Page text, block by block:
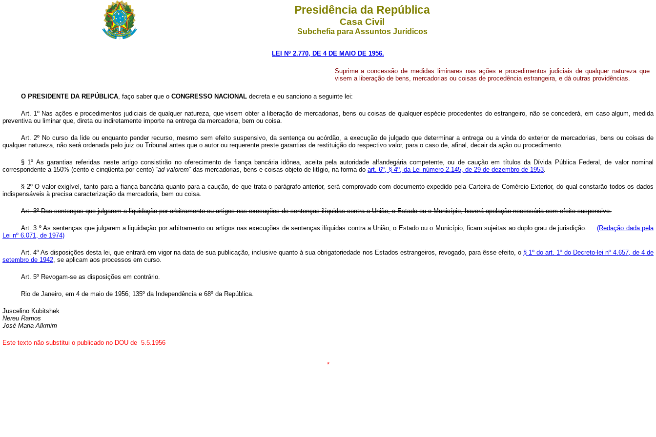
Presidência da República
Casa Civil
Subchefia para Assuntos Jurídicos
LEI Nº 2.770, DE 4 DE MAIO DE 1956.
Suprime a concessão de medidas liminares nas ações e procedimentos judiciais de qualquer natureza que
visem a liberação de bens, mercadorias ou coisas de procedência estrangeira, e dá outras providências.
O PRESIDENTE DA REPÚBLICA, faço saber que o CONGRESSO NACIONAL decreta e eu sanciono a seguinte lei:
Art. 1º Nas ações e procedimentos judiciais de qualquer natureza, que visem obter a liberação de mercadorias, bens ou coisas de qualquer espécie procedentes do estrangeiro, não se concederá, em caso algum, medida
preventiva ou liminar que, direta ou indiretamente importe na entrega da mercadoria, bem ou coisa.
Art. 2º No curso da lide ou enquanto pender recurso, mesmo sem efeito suspensivo, da sentença ou acórdão, a execução de julgado que determinar a entrega ou a vinda do exterior de mercadorias, bens ou coisas de
qualquer natureza, não será ordenada pelo juiz ou Tribunal antes que o autor ou requerente preste garantias de restituição do respectivo valor, para o caso de, afinal, decair da ação ou procedimento.
§ 1º As garantias referidas neste artigo consistirão no oferecimento de fiança bancária idônea, aceita pela autoridade alfandegária competente, ou de caução em títulos da Dívida Pública Federal, de valor nominal
correspondente a 150% (cento e cinqüenta por cento) “ad-valorem” das mercadorias, bens e coisas objeto de litígio, na forma do art. 6º, § 4º, da Lei número 2.145, de 29 de dezembro de 1953.
§ 2º O valor exigível, tanto para a fiança bancária quanto para a caução, de que trata o parágrafo anterior, será comprovado com documento expedido pela Carteira de Comércio Exterior, do qual constarão todos os dados
indispensáveis à precisa caracterização da mercadoria, bem ou coisa.
Art. 3º Das sentenças que julgarem a liquidação por arbitramento ou artigos nas execuções de sentenças ilíquidas contra a União, o Estado ou o Município, haverá apelação necessária com efeito suspensivo.
Art. 3 º As sentenças que julgarem a liquidação por arbitramento ou artigos nas execuções de sentenças ilíquidas contra a União, o Estado ou o Município, ficam sujeitas ao duplo grau de jurisdição.(Redação dada pela
Lei nº 6.071, de 1974)
Art. 4º As disposições desta lei, que entrará em vigor na data de sua publicação, inclusive quanto à sua obrigatoriedade nos Estados estrangeiros, revogado, para êsse efeito, o § 1º do art. 1º do Decreto-lei nº 4.657, de 4 de
setembro de 1942, se aplicam aos processos em curso.
Art. 5º Revogam-se as disposições em contrário.
Rio de Janeiro, em 4 de maio de 1956; 135º da Independência e 68º da República.
Juscelino Kubitshek
Nereu Ramos
José Maria Alkmim
Este texto não substitui o publicado no DOU de 5.5.1956
*